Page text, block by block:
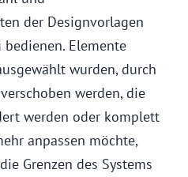
der Designvorlagen
Elemente
wurden, durch
werden, die
werden oder komplett
anpassen möchte,
Grenzen des Systems